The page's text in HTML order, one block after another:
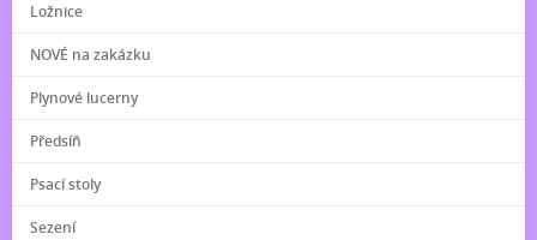
Ložnice
NOVÉ na zakázku
Plynové lucerny
Předsíň
Psací stoly
Sezení